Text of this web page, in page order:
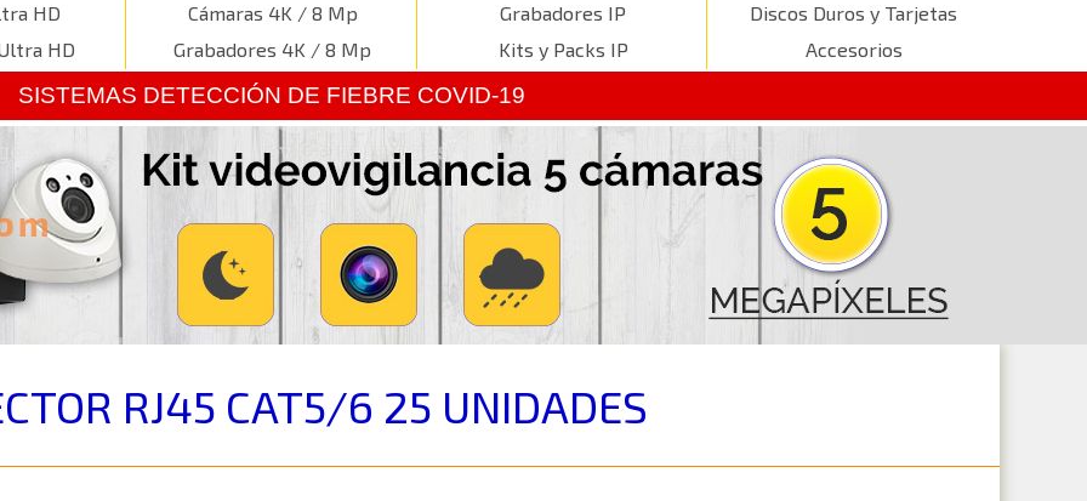
HD
HD
Cámaras 4K / 8 Mp
Grabadores 4K / 8 Mp
Grabadores IP
Kits y Packs IP
Discos Duros y Tarjetas
Accesorios
SISTEMAS DETECCIÓN DE FIEBRE COVID-19
RJ45 CAT5/6 25 UNIDADES